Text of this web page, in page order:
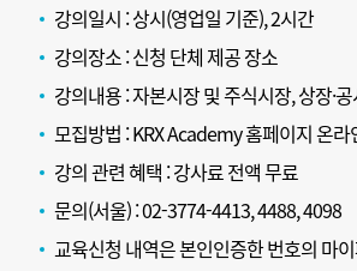
강의일시 : 상시(영업일 기준), 2시간
강의장소 : 신청 단체 제공 장소
강의내용 : 자본시장 및 주식시장, 상장·
모집방법 : KRX Academy 홈페이지 온
강의 관련 혜택 : 강사료 전액 무료
문의(서울) : 02-3774-4413, 4488, 4098
교육신청 내역은 본인인증한 번호의 마